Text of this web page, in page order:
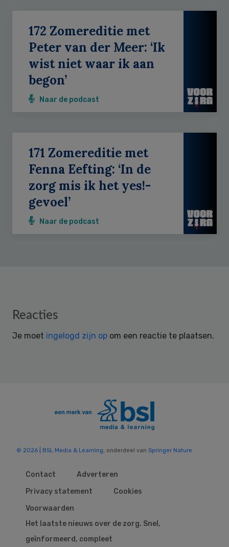
172 Zomereditie met
Peter van der Meer: ‘Ik
wist niet waar ik aan
begon’
Naar de podcast
171 Zomereditie met
Fenna Eefting: ‘In de
zorg mis ik het yes!-
gevoel’
Naar de podcast
Reader
Reacties
Je moet ingelogd zijn op om een reactie te plaatsen.
© 2026 | BSL Media & Learning, onderdeel van Springer Nature
Contact
Adverteren
Privacy statement
Cookies
Voorwaarden
Het laatste nieuws over de zorg. Snel,
geïnformeerd, compleet